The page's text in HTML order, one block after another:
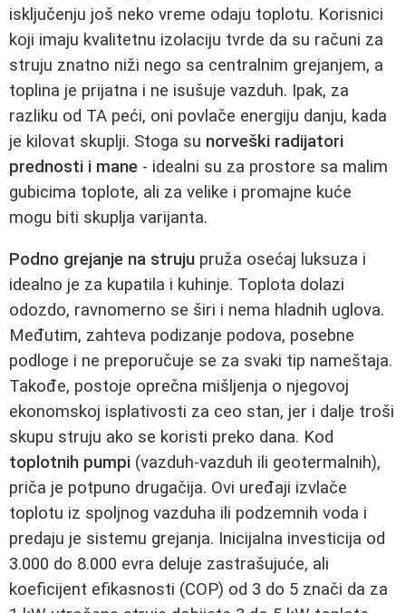
isključenju još neko vreme odaju toplotu. Korisnici
koji imaju kvalitetnu izolaciju tvrde da su računi za
struju znatno niži nego sa centralnim grejanjem, a
toplina je prijatna i ne isušuje vazduh. Ipak, za
razliku od TA peći, oni povlače energiju danju, kada
je kilovat skuplji. Stoga su norveški radijatori
prednosti i mane - idealni su za prostore sa malim
gubicima toplote, ali za velike i promajne kuće
mogu biti skuplja varijanta.
Podno grejanje na struju pruža osećaj luksuza i
idealno je za kupatila i kuhinje. Toplota dolazi
odozdo, ravnomerno se širi i nema hladnih uglova.
Međutim, zahteva podizanje podova, posebne
podloge i ne preporučuje se za svaki tip nameštaja.
Takođe, postoje oprečna mišljenja o njegovoj
ekonomskoj isplativosti za ceo stan, jer i dalje troši
skupu struju ako se koristi preko dana. Kod
toplotnih pumpi (vazduh-vazduh ili geotermalnih),
priča je potpuno drugačija. Ovi uređaji izvlače
toplotu iz spoljnog vazduha ili podzemnih voda i
predaju je sistemu grejanja. Inicijalna investicija od
3.000 do 8.000 evra deluje zastrašujuće, ali
koeficijent efikasnosti (COP) od 3 do 5 znači da za